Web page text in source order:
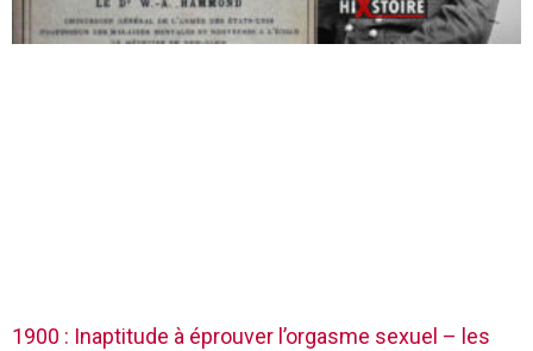
1900 : Inaptitude à éprouver l’orgasme sexuel – les